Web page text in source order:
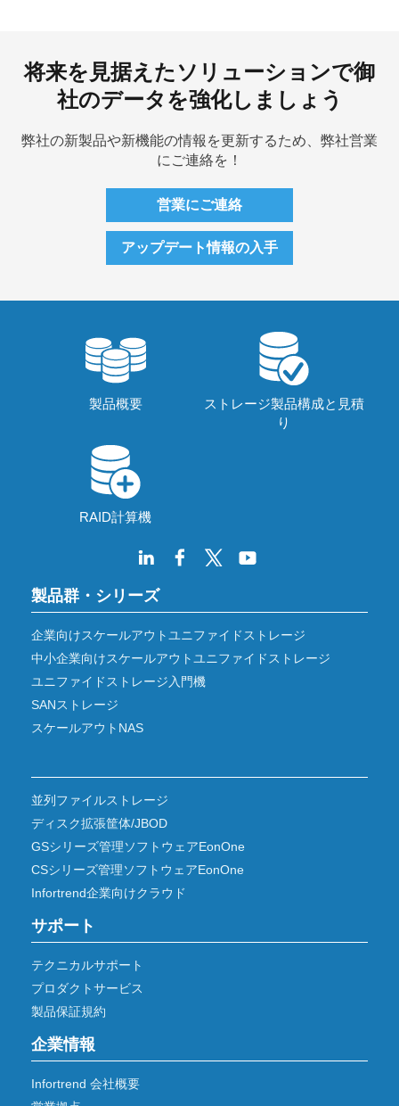
将来を見据えたソリューションで御
社のデータを強化しましょう
弊社の新製品や新機能の情報を更新するため、弊社営業
にご連絡を！
営業にご連絡
アップデート情報の入手
製品概要
ストレージ製品構成と見積
り
RAID計算機
製品群・シリーズ
企業向けスケールアウトユニファイドストレージ
中小企業向けスケールアウトユニファイドストレージ
ユニファイドストレージ入門機
SANストレージ
スケールアウトNAS
並列ファイルストレージ
ディスク拡張筐体/JBOD
GSシリーズ管理ソフトウェアEonOne
CSシリーズ管理ソフトウェアEonOne
Infortrend企業向けクラウド
サポート
テクニカルサポート
プロダクトサービス
製品保証規約
企業情報
Infortrend 会社概要